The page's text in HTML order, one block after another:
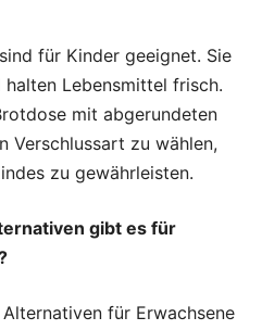
für Kinder geeignet. Sie
Lebensmittel frisch.
mit abgerundeten
Verschlussart zu wählen,
zu gewährleisten.
gibt es für
für Erwachsene